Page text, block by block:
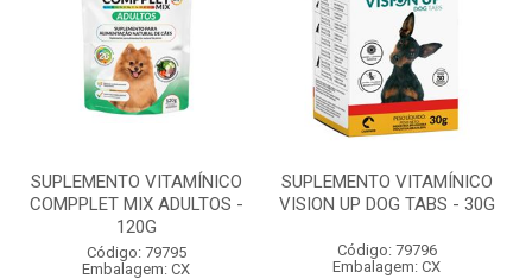
SUPLEMENTO VITAMÍNICO
COMPPLET MIX ADULTOS -
120G
Código: 79795
Embalagem: CX
SUPLEMENTO VITAMÍNICO
VISION UP DOG TABS - 30G
Código: 79796
Embalagem: CX